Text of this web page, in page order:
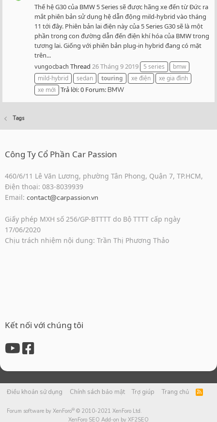
Thế hệ G30 của BMW 5 Series sẽ được hãng xe đến từ Đức ra
mắt phiên bản sử dụng hệ dẫn động mild-hybrid vào tháng
11 tới đây. Phiên bản lai điện này của 5 Series G30 sẽ là một
phần trong con đường dẫn đến điện khí hóa của BMW trong
tương lai. Giống với phiên bản plug-in hybrid đang có mặt
trên...
vungocbach Thread 26 Tháng 9 2019 5 series
bmw
mild-hybrid
sedan touring xe điện
xe gia đình
xe mới
Trả lời: 0 Forum:BMW
Tags
Công Ty Cổ Phần Car Passion
460/6/11 Lê Văn Lương, phường Tân Phong, Quận 7, TP.HCM,
Điện thoại: 083-8039939
Email: contact@carpassion.vn
Giấy phép MXH số 256/GP-BTTTT do Bộ TTTT cấp ngày
17/06/2020
Chịu trách nhiệm nội dung: Trần Thị Phương Thảo
Kết nối với chúng tôi
Điều khoản sử dụng Chính sách bảo mật Trợ giúp Trang chủ
R
S
Forum software by XenForo® © 2010-2021 XenForo Ltd.
XenForo SEO Add-on by XF2SEO